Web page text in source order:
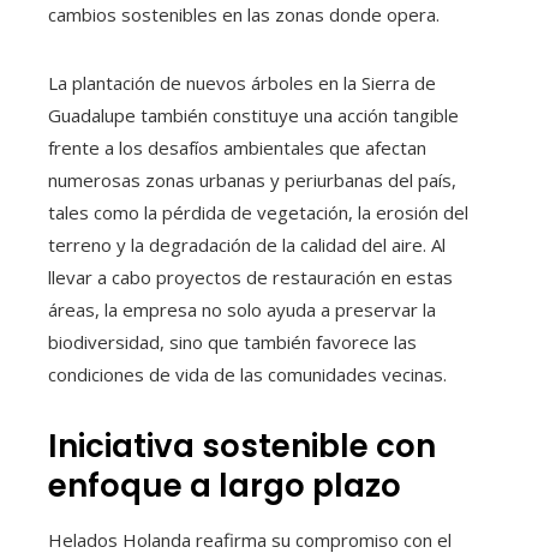
cambios sostenibles en las zonas donde opera.
La plantación de nuevos árboles en la Sierra de
Guadalupe también constituye una acción tangible
frente a los desafíos ambientales que afectan
numerosas zonas urbanas y periurbanas del país,
tales como la pérdida de vegetación, la erosión del
terreno y la degradación de la calidad del aire. Al
llevar a cabo proyectos de restauración en estas
áreas, la empresa no solo ayuda a preservar la
biodiversidad, sino que también favorece las
condiciones de vida de las comunidades vecinas.
Iniciativa sostenible con
enfoque a largo plazo
Helados Holanda reafirma su compromiso con el